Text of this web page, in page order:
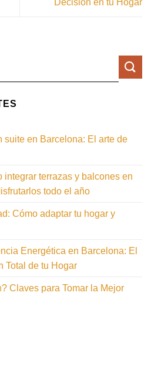
Decisión en tu Hogar
suite en Barcelona: El arte de
integrar terrazas y balcones en
todo el año
Cómo adaptar tu hogar y
Energética en Barcelona: El
Total de tu Hogar
Claves para Tomar la Mejor